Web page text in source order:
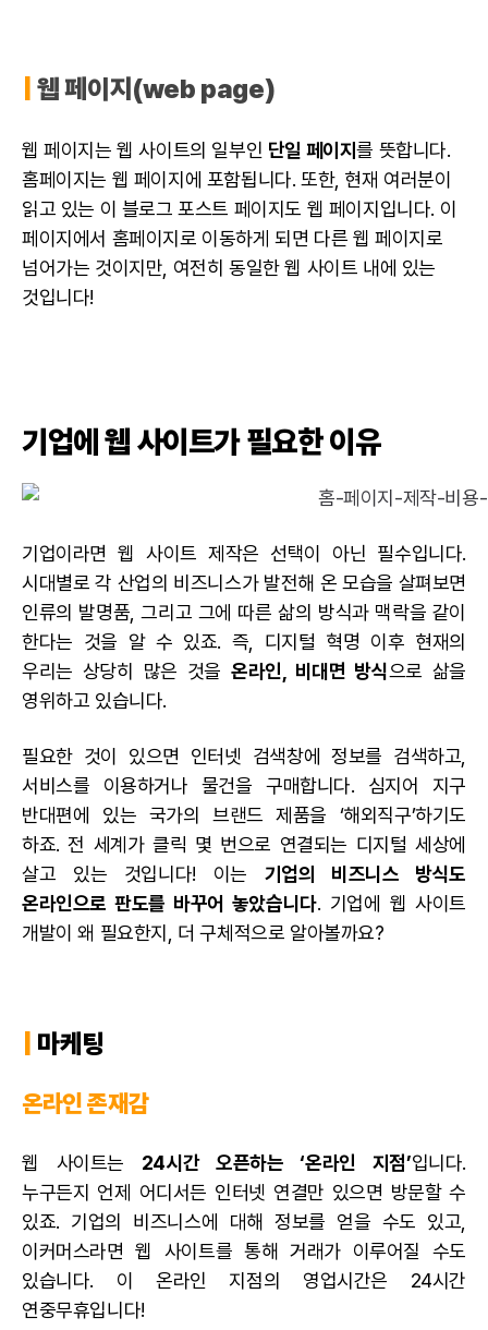
웹 페이지(web page)
웹 페이지는 웹 사이트의 일부인 단일 페이지를 뜻합니다.
홈페이지는 웹 페이지에 포함됩니다. 또한, 현재 여러분이
읽고 있는 이 블로그 포스트 페이지도 웹 페이지입니다. 이
페이지에서 홈페이지로 이동하게 되면 다른 웹 페이지로
넘어가는 것이지만, 여전히 동일한 웹 사이트 내에 있는
것입니다!
기업에 웹 사이트가 필요한 이유
기업이라면 웹 사이트 제작은 선택이 아닌 필수입니다.
시대별로 각 산업의 비즈니스가 발전해 온 모습을 살펴보면
인류의 발명품, 그리고 그에 따른 삶의 방식과 맥락을 같이
한다는 것을 알 수 있죠. 즉, 디지털 혁명 이후 현재의
우리는 상당히 많은 것을온라인, 비대면 방식으로 삶을
영위하고 있습니다.
필요한 것이 있으면 인터넷 검색창에 정보를 검색하고,
서비스를 이용하거나 물건을 구매합니다. 심지어 지구
반대편에 있는 국가의 브랜드 제품을 ‘해외직구’하기도
하죠. 전 세계가 클릭 몇 번으로 연결되는 디지털 세상에
살고 있는 것입니다! 이는 기업의 비즈니스 방식도
온라인으로 판도를 바꾸어 놓았습니다. 기업에 웹 사이트
개발이 왜 필요한지, 더 구체적으로 알아볼까요?
마케팅
온라인 존재감
웹 사이트는 24시간 오픈하는 ‘온라인 지점’입니다.
누구든지 언제 어디서든 인터넷 연결만 있으면 방문할 수
있죠. 기업의 비즈니스에 대해 정보를 얻을 수도 있고,
이커머스라면 웹 사이트를 통해 거래가 이루어질 수도
있습니다. 이 온라인 지점의 영업시간은 24시간
연중무휴입니다!